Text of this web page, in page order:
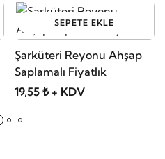
SEPETE EKLE
Şarküteri Reyonu Ahşap
Saplamalı Fiyatlık
19,55 ₺ + KDV